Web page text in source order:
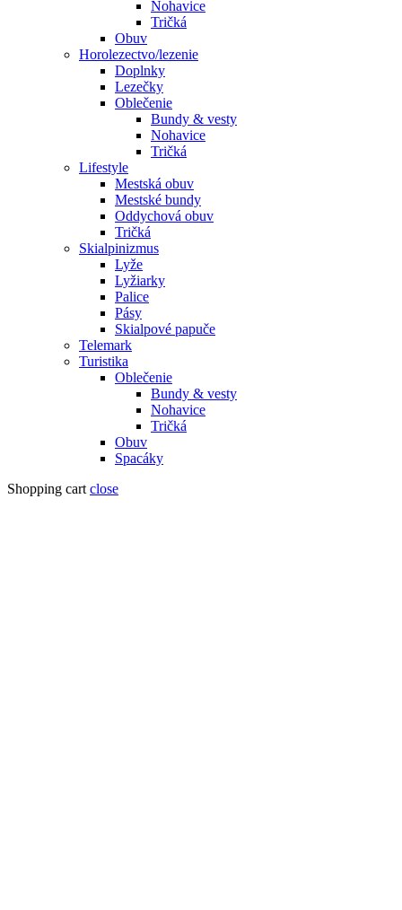
Nohavice
Tričká
Obuv
Horolezectvo/lezenie
Doplnky
Lezečky
Oblečenie
Bundy & vesty
Nohavice
Tričká
Lifestyle
Mestská obuv
Mestské bundy
Oddychová obuv
Tričká
Skialpinizmus
Lyže
Lyžiarky
Palice
Pásy
Skialpové papuče
Telemark
Turistika
Oblečenie
Bundy & vesty
Nohavice
Tričká
Obuv
Spacáky
Shopping cart close